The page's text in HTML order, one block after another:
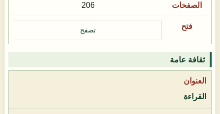
206
تصفح
ثقافة عامة
القراءة